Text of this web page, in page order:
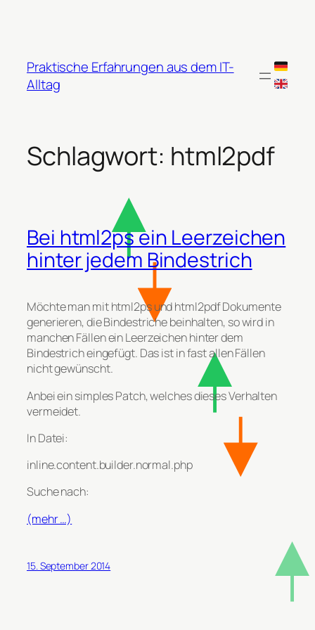
Praktische Erfahrungen aus dem IT-
Alltag
Schlagwort: html2pdf
Bei html2ps ein Leerzeichen
hinter jedem Bindestrich
Möchte man mit html2ps und html2pdf Dokumente
generieren, die Bindestriche beinhalten, so wird in
manchen Fällen ein Leerzeichen hinter dem
Bindestrich eingefügt. Das ist in fast allen Fällen
nicht gewünscht.
Anbei ein simples Patch, welches dieses Verhalten
vermeidet.
In Datei:
inline.content.builder.normal.php
Suche nach:
(mehr …)
15. September 2014